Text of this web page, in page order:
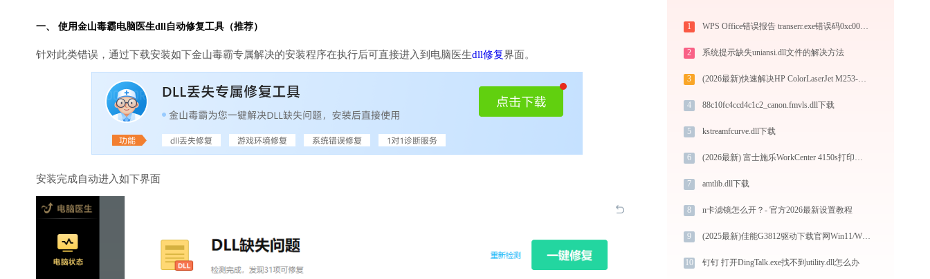
一、 使用金山毒霸电脑医生dll自动修复工具（推荐）
针对此类错误，通过下载安装如下金山毒霸专属解决的安装程序在执行后可直接进入到电脑医生dll修复界面。
安装完成自动进入如下界面
1 WPS Office错误报告 transerr.exe错误码0xc000000d处理办法
2 系统提示缺失uniansi.dll文件的解决方法
3 (2026最新)快速解决HP ColorLaserJet M253-M254 PCL-6 (V4)打印机驱动安装问题，这篇文章告诉你方法
4 88c10fc4ccd4c1c2_canon.fmvls.dll下载
5 kstreamfcurve.dll下载
6 (2026最新) 富士施乐WorkCenter 4150s打印机连接问题解决方法
7 amtlib.dll下载
8 n卡滤镜怎么开？- 官方2026最新设置教程
9 (2025最新)佳能G3812驱动下载官网Win11/Win10安装教程
10 钉钉 打开DingTalk.exe找不到utility.dll怎么办